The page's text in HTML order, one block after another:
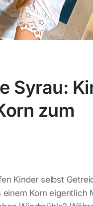
Syrau:
zum
Kinder selbst
Korn eigentlich